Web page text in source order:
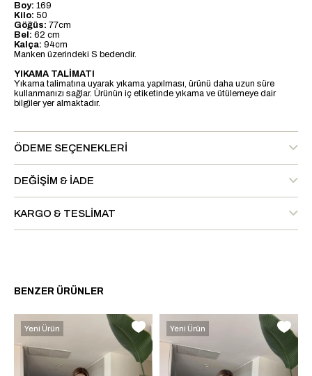
Boy: 169
Kilo: 50
Göğüs: 77cm
Bel: 62 cm
Kalça: 94cm
Manken üzerindeki S bedendir.
YIKAMA TALİMATI
Yıkama talimatına uyarak yıkama yapılması, ürünü daha uzun süre
kullanmanızı sağlar. Ürünün iç etiketinde yıkama ve ütülemeye dair
bilgiler yer almaktadır.
ÖDEME SEÇENEKLERI
DEĞIŞIM & İADE
KARGO & TESLIMAT
BENZER ÜRÜNLER
Yeni Ürün Yeni Ürün